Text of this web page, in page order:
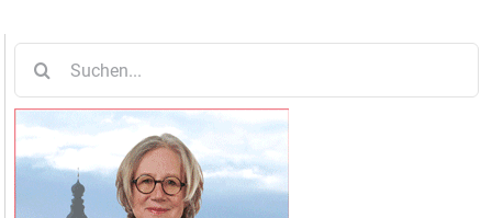
nach: